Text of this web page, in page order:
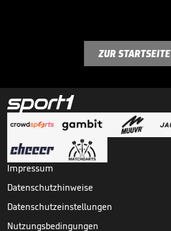
ZUR STARTSEITE
Impressum
Datenschutzhinweise
Datenschutzeinstellungen
Nutzungsbedingungen